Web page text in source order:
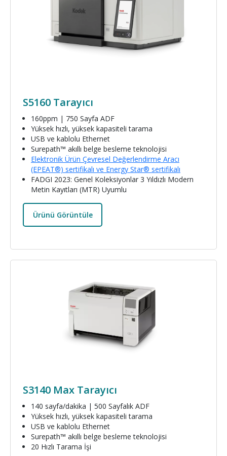
S5160 Tarayıcı
160ppm | 750 Sayfa ADF
Yüksek hızlı, yüksek kapasiteli tarama
USB ve kablolu Ethernet
Surepath™ akıllı belge besleme teknolojisi
Elektronik Ürün Çevresel Değerlendirme Aracı
(EPEAT®) sertifikalı ve Energy Star® sertifikalı
FADGI 2023: Genel Koleksiyonlar 3 Yıldızlı Modern
Metin Kayıtları (MTR) Uyumlu
Ürünü Görüntüle
S3140 Max Tarayıcı
140 sayfa/dakika | 500 Sayfalık ADF
Yüksek hızlı, yüksek kapasiteli tarama
USB ve kablolu Ethernet
Surepath™ akıllı belge besleme teknolojisi
20 Hızlı Tarama İşi